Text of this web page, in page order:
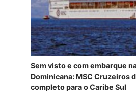
Sem visto e com embarque
Dominicana: MSC Cruzeiros
completo para o Caribe Sul